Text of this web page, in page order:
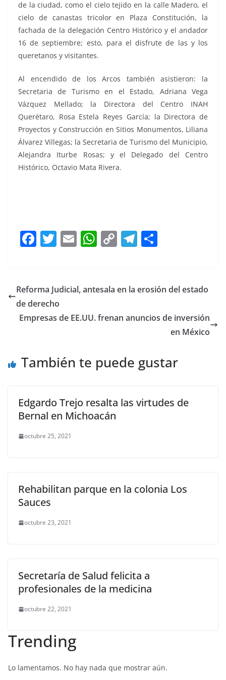
de la ciudad, como el cielo tejido en la calle Madero, el
cielo de canastas tricolor en Plaza Constitución, la
fachada de la delegación Centro Histórico y el andador
16 de septiembre; esto, para el disfrute de las y los
queretanos y visitantes.
Al encendido de los Arcos también asistieron: la
Secretaria de Turismo en el Estado, Adriana Vega
Vázquez Mellado; la Directora del Centro INAH
Querétaro, Rosa Estela Reyes García; la Directora de
Proyectos y Construcción en Sitios Monumentos, Liliana
Álvarez Villegas; la Secretaria de Turismo del Municipio,
Alejandra Iturbe Rosas; y el Delegado del Centro
Histórico, Octavio Mata Rivera.
F
e
b
o
T
er
E
l
W
s
p
C
y
n
T
gr
m
e
Reforma Judicial, antesala en la erosión del estado
de derecho
Empresas de EE.UU. frenan anuncios de inversión
en México
También te puede gustar
Edgardo Trejo resalta las virtudes de
Bernal en Michoacán
octubre 25, 2021
Rehabilitan parque en la colonia Los
Sauces
octubre 23, 2021
Secretaría de Salud felicita a
profesionales de la medicina
octubre 22, 2021
Trending
Lo lamentamos. No hay nada que mostrar aún.